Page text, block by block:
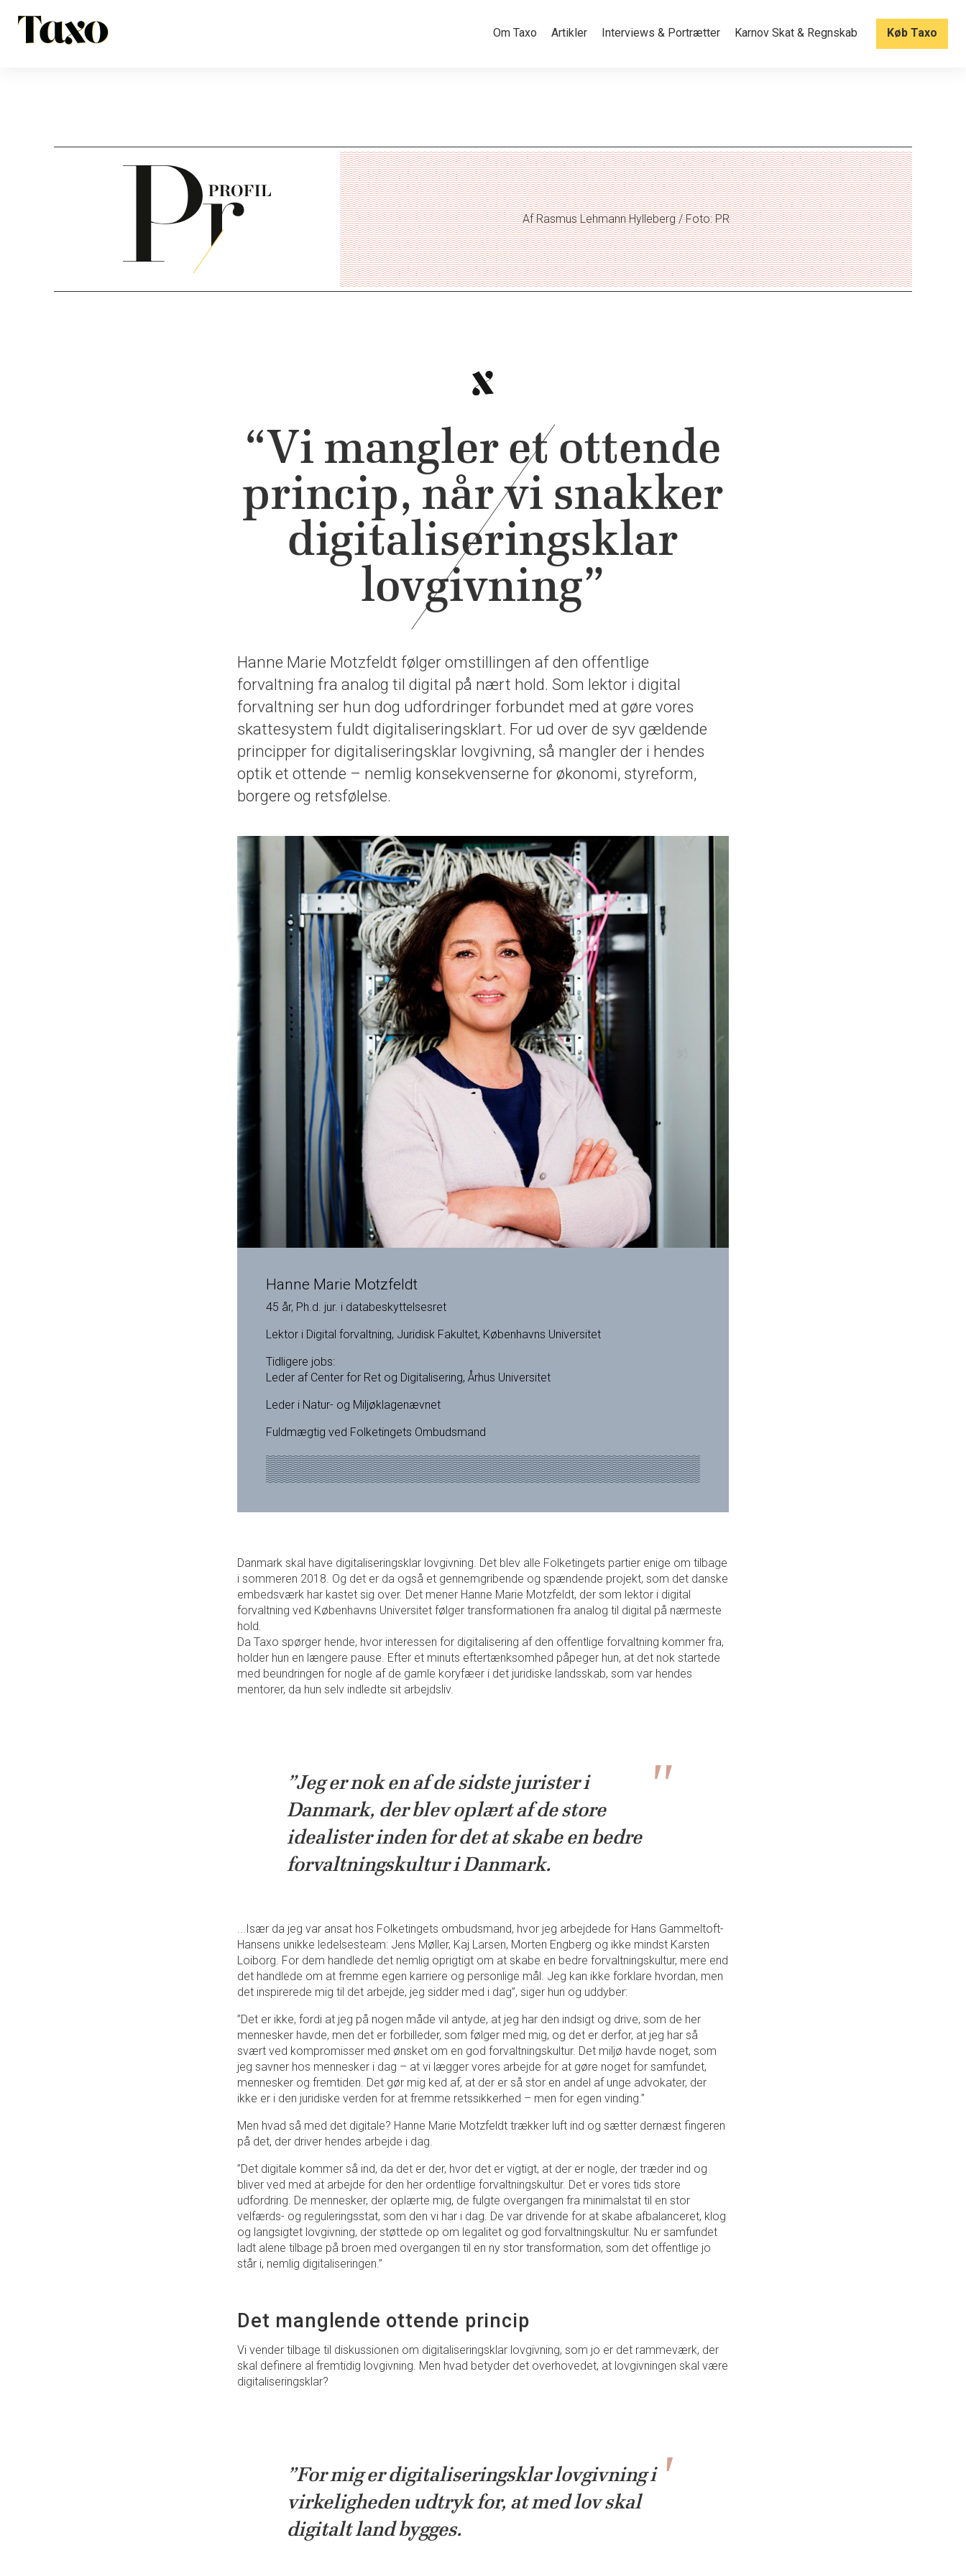
Køb Taxo
Om Taxo Artikler Interviews & Portrætter Karnov Skat & Regnskab
Af Rasmus Lehmann Hylleberg / Foto: PR
“Vi mangler et ottende
princip, når vi snakker
digitaliseringsklar
lovgivning”
Hanne Marie Motzfeldt følger omstillingen af den offentlige
forvaltning fra analog til digital på nært hold. Som lektor i digital
forvaltning ser hun dog udfordringer forbundet med at gøre vores
skattesystem fuldt digitaliseringsklart. For ud over de syv gældende
principper for digitaliseringsklar lovgivning, så mangler der i hendes
optik et ottende – nemlig konsekvenserne for økonomi, styreform,
borgere og retsfølelse.
Hanne Marie Motzfeldt
45 år, Ph.d. jur. i databeskyttelsesret
Lektor i Digital forvaltning, Juridisk Fakultet, Københavns Universitet
Tidligere jobs:
Leder af Center for Ret og Digitalisering, Århus Universitet
Leder i Natur- og Miljøklagenævnet
Fuldmægtig ved Folketingets Ombudsmand
Danmark skal have digitaliseringsklar lovgivning. Det blev alle Folketingets partier enige om tilbage
i sommeren 2018. Og det er da også et gennemgribende og spændende projekt, som det danske
embedsværk har kastet sig over. Det mener Hanne Marie Motzfeldt, der som lektor i digital
forvaltning ved Københavns Universitet følger transformationen fra analog til digital på nærmeste
hold.
Da Taxo spørger hende, hvor interessen for digitalisering af den offentlige forvaltning kommer fra,
holder hun en længere pause. Efter et minuts eftertænksomhed påpeger hun, at det nok startede
med beundringen for nogle af de gamle koryfæer i det juridiske landsskab, som var hendes
mentorer, da hun selv indledte sit arbejdsliv.
”Jeg er nok en af de sidste jurister i
Danmark, der blev oplært af de store
idealister inden for det at skabe en bedre
forvaltningskultur i Danmark.
...Især da jeg var ansat hos Folketingets ombudsmand, hvor jeg arbejdede for Hans Gammeltoft-
Hansens unikke ledelsesteam: Jens Møller, Kaj Larsen, Morten Engberg og ikke mindst Karsten
Loiborg. For dem handlede det nemlig oprigtigt om at skabe en bedre forvaltningskultur, mere end
det handlede om at fremme egen karriere og personlige mål. Jeg kan ikke forklare hvordan, men
det inspirerede mig til det arbejde, jeg sidder med i dag”, siger hun og uddyber:
”Det er ikke, fordi at jeg på nogen måde vil antyde, at jeg har den indsigt og drive, som de her
mennesker havde, men det er forbilleder, som følger med mig, og det er derfor, at jeg har så
svært ved kompromisser med ønsket om en god forvaltningskultur. Det miljø havde noget, som
jeg savner hos mennesker i dag – at vi lægger vores arbejde for at gøre noget for samfundet,
mennesker og fremtiden. Det gør mig ked af, at der er så stor en andel af unge advokater, der
ikke er i den juridiske verden for at fremme retssikkerhed – men for egen vinding.”
Men hvad så med det digitale? Hanne Marie Motzfeldt trækker luft ind og sætter dernæst fingeren
på det, der driver hendes arbejde i dag.
”Det digitale kommer så ind, da det er der, hvor det er vigtigt, at der er nogle, der træder ind og
bliver ved med at arbejde for den her ordentlige forvaltningskultur. Det er vores tids store
udfordring. De mennesker, der oplærte mig, de fulgte overgangen fra minimalstat til en stor
velfærds- og reguleringsstat, som den vi har i dag. De var drivende for at skabe afbalanceret, klog
og langsigtet lovgivning, der støttede op om legalitet og god forvaltningskultur. Nu er samfundet
ladt alene tilbage på broen med overgangen til en ny stor transformation, som det offentlige jo
står i, nemlig digitaliseringen.”
Det manglende ottende princip
Vi vender tilbage til diskussionen om digitaliseringsklar lovgivning, som jo er det rammeværk, der
skal definere al fremtidig lovgivning. Men hvad betyder det overhovedet, at lovgivningen skal være
digitaliseringsklar?
”For mig er digitaliseringsklar lovgivning i
virkeligheden udtryk for, at med lov skal
digitalt land bygges.